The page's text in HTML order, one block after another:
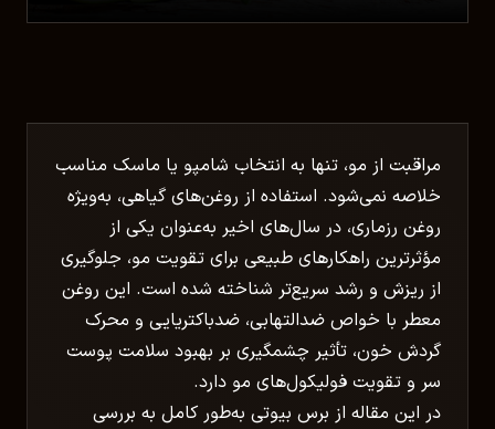
مراقبت از مو، تنها به انتخاب شامپو یا ماسک مناسب
خلاصه نمی‌شود. استفاده از روغن‌های گیاهی، به‌ویژه
روغن رزماری، در سال‌های اخیر به‌عنوان یکی از
مؤثرترین راهکارهای طبیعی برای تقویت مو، جلوگیری
از ریزش و رشد سریع‌تر شناخته شده است. این روغن
معطر با خواص ضدالتهابی، ضدباکتریایی و محرک
گردش خون، تأثیر چشمگیری بر بهبود سلامت پوست
سر و تقویت فولیکول‌های مو دارد.
در این مقاله از برس بیوتی به‌طور کامل به بررسی